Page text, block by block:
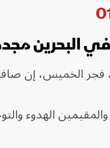
في البحرين
فجر الخميس، إن
الهدوء